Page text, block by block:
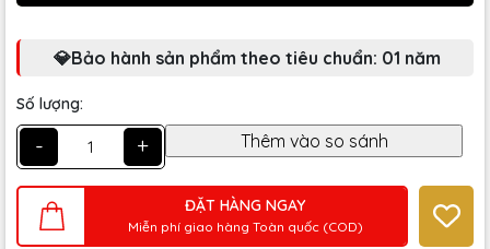
💎Bảo hành sản phẩm theo tiêu chuẩn: 01 năm
Số lượng:
- +
ĐẶT HÀNG NGAY
Miễn phí giao hàng Toàn quốc (COD)